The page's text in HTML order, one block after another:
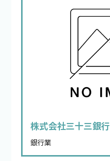
株式会社三十三銀行
銀行業